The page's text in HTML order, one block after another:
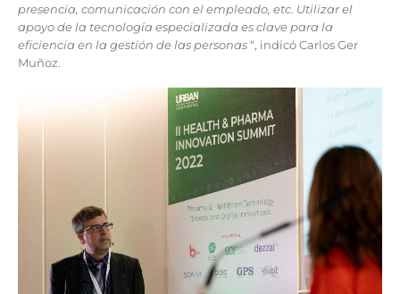
presencia, comunicación con el empleado, etc. Utilizar el
apoyo de la tecnología especializada es clave para la
eficiencia en la gestión de las personas“, indicó Carlos Ger
Muñoz.